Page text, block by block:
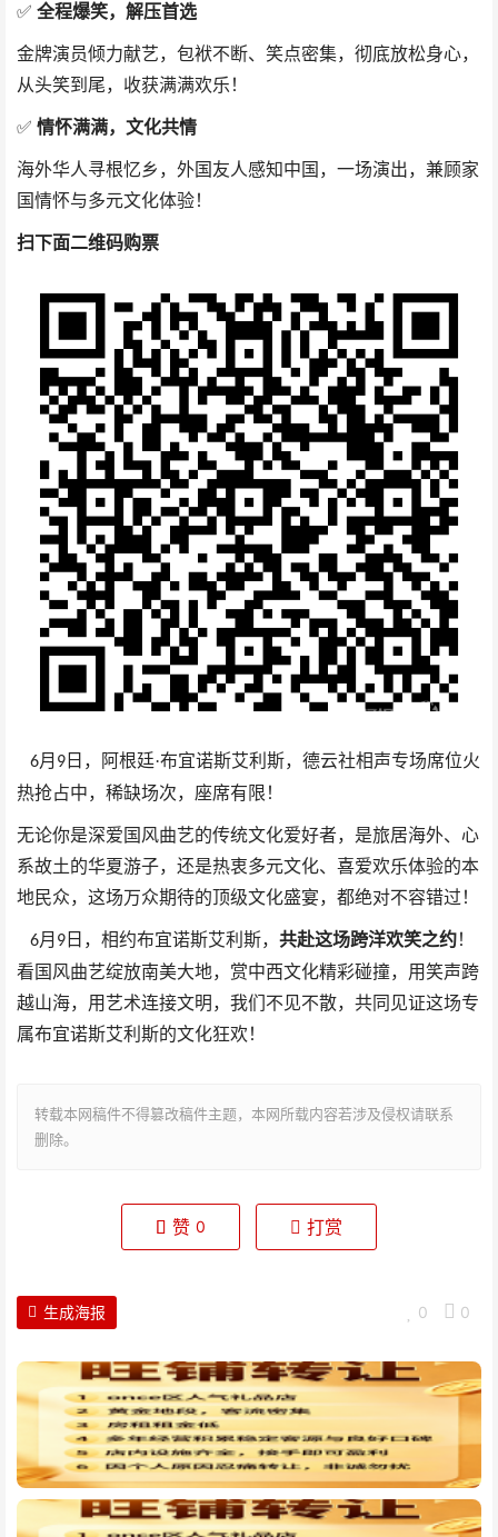
✅ 全程爆笑，解压首选
金牌演员倾力献艺，包袱不断、笑点密集，彻底放松身心，
从头笑到尾，收获满满欢乐！
✅ 情怀满满，文化共情
海外华人寻根忆乡，外国友人感知中国，一场演出，兼顾家
国情怀与多元文化体验！
扫下面二维码购票
6月 9 日，阿根廷·布宜诺斯艾利斯，德云社相声专场席位火
热抢占中，稀缺场次，座席有限！
无论你是深爱国风曲艺的传统文化爱好者，是旅居海外、心
系故土的华夏游子，还是热衷多元文化、喜爱欢乐体验的本
地民众，这场万众期待的顶级文化盛宴，都绝对不容错过！
6月 9 日，相约布宜诺斯艾利斯， 共赴这场跨洋欢笑之约！
看国风曲艺绽放南美大地，赏中西文化精彩碰撞，用笑声跨
越山海，用艺术连接文明，我们不见不散，共同见证这场专
属布宜诺斯艾利斯的文化狂欢！
转载本网稿件不得篡改稿件主题，本网所载内容若涉及侵权请联系
删除。
赞 0 打赏
0 0
生成海报